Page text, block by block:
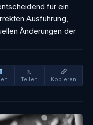
für ein
Ausführung,
Änderungen der
𝕏
Teilen
Kopieren